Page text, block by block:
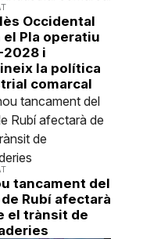
Occidental
el Pla operatiu
2028 i
la política
comarcal
tancament del
Rubí afectarà
el trànsit de